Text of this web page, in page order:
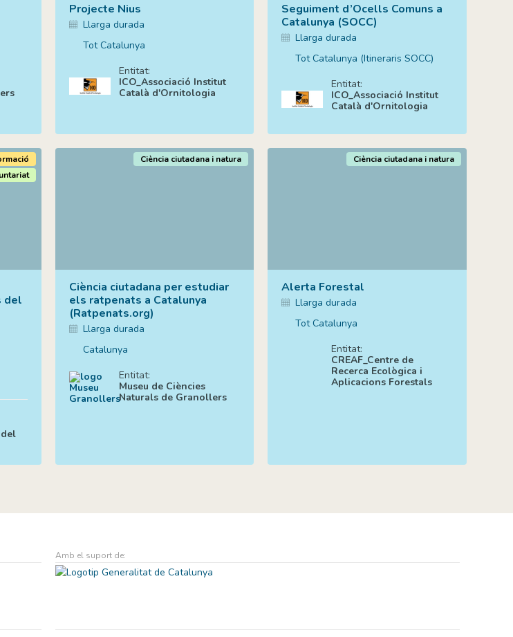
Projecte Nius
Llarga durada
Tot Catalunya
Entitat:
ICO_Associació Institut
Català d'Ornitologia
Seguiment d’Ocells Comuns a
Catalunya (SOCC)
Llarga durada
Tot Catalunya (Itineraris SOCC)
Entitat:
ICO_Associació Institut
Català d'Ornitologia
del
Ciència ciutadana per estudiar
els ratpenats a Catalunya
(Ratpenats.org)
Llarga durada
Catalunya
Ciència ciutadana i natura
Entitat:
Museu de Ciències
Naturals de Granollers
Alerta Forestal
Llarga durada
Tot Catalunya
Ciència ciutadana i natura
Entitat:
CREAF_Centre de
Recerca Ecològica i
Aplicacions Forestals
Amb el suport de: